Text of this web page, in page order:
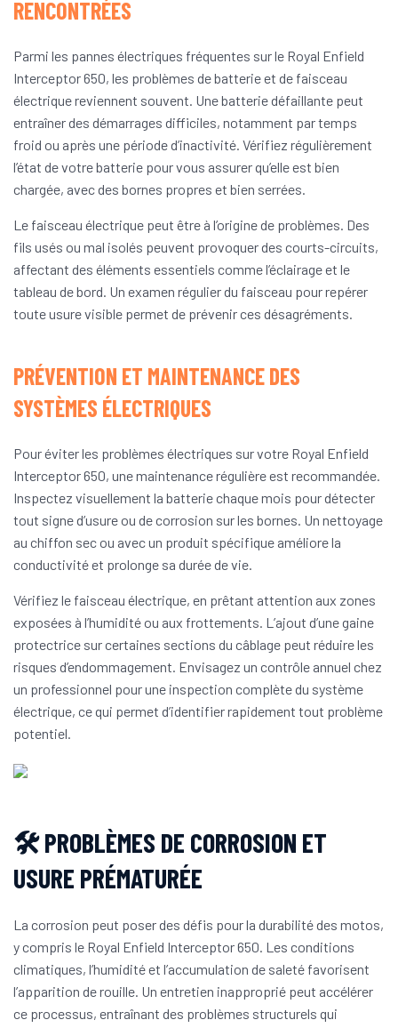
RENCONTRÉES
Parmi les pannes électriques fréquentes sur le Royal Enfield
Interceptor 650, les problèmes de batterie et de faisceau
électrique reviennent souvent. Une batterie défaillante peut
entraîner des démarrages difficiles, notamment par temps
froid ou après une période d’inactivité. Vérifiez régulièrement
l’état de votre batterie pour vous assurer qu’elle est bien
chargée, avec des bornes propres et bien serrées.
Le faisceau électrique peut être à l’origine de problèmes. Des
fils usés ou mal isolés peuvent provoquer des courts-circuits,
affectant des éléments essentiels comme l’éclairage et le
tableau de bord. Un examen régulier du faisceau pour repérer
toute usure visible permet de prévenir ces désagréments.
PRÉVENTION ET MAINTENANCE DES
SYSTÈMES ÉLECTRIQUES
Pour éviter les problèmes électriques sur votre Royal Enfield
Interceptor 650, une maintenance régulière est recommandée.
Inspectez visuellement la batterie chaque mois pour détecter
tout signe d’usure ou de corrosion sur les bornes. Un nettoyage
au chiffon sec ou avec un produit spécifique améliore la
conductivité et prolonge sa durée de vie.
Vérifiez le faisceau électrique, en prêtant attention aux zones
exposées à l’humidité ou aux frottements. L’ajout d’une gaine
protectrice sur certaines sections du câblage peut réduire les
risques d’endommagement. Envisagez un contrôle annuel chez
un professionnel pour une inspection complète du système
électrique, ce qui permet d’identifier rapidement tout problème
potentiel.
🛠️ PROBLÈMES DE CORROSION ET
USURE PRÉMATURÉE
La corrosion peut poser des défis pour la durabilité des motos,
y compris le Royal Enfield Interceptor 650. Les conditions
climatiques, l’humidité et l’accumulation de saleté favorisent
l’apparition de rouille. Un entretien inapproprié peut accélérer
ce processus, entraînant des problèmes structurels qui